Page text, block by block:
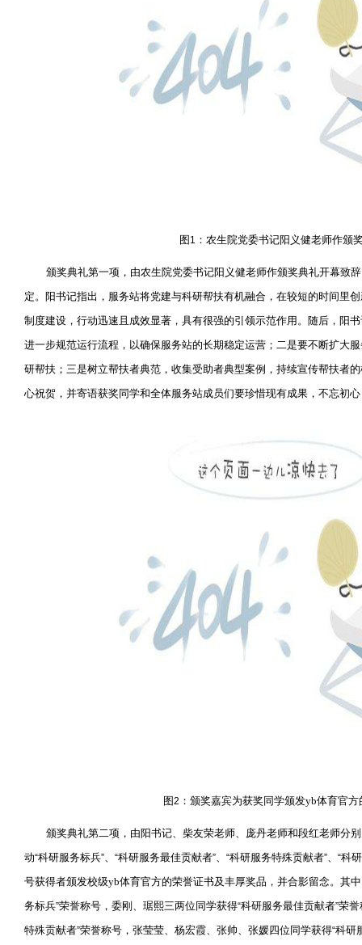
图 1 ：农生院党委书记阳义健老师作颁
颁奖典礼第一项，由农生院党委书记阳义健老师作颁奖典礼开幕致
定。阳书记指出，服务站将党建与科研帮扶有机融合，在较短的时间里
制度建设，行动迅速且成效显著，具有很强的引领示范作用。随后，阳
进一步规范运行流程，以确保服务站的长期稳定运营；二是要不断扩大
研帮扶；三是树立帮扶者典范，收集受助者典型案例，持续宣传帮扶者
心祝贺，并寄语获奖同学和全体服务站成员们要珍惜现有成果，不忘初
图2 ：颁奖嘉宾为获奖同学颁发yb体育官
颁奖典礼第二项，由阳书记、柴友荣老师、庞丹老师和段红老师分
动“科研服务标兵”、 “科研服务最佳贡献者”、 “科研服务特殊贡献者”、 “科
号获得者颁发校级yb体育官方的荣誉证书及丰厚奖品，并合影留念。其
务标兵”荣誉称号，委刚、琚熙三两位同学获得“科研服务最佳贡献者”荣誉
特殊贡献者”荣誉称号，张莹莹、杨宏霞、张帅、张媛四位同学获得“科研